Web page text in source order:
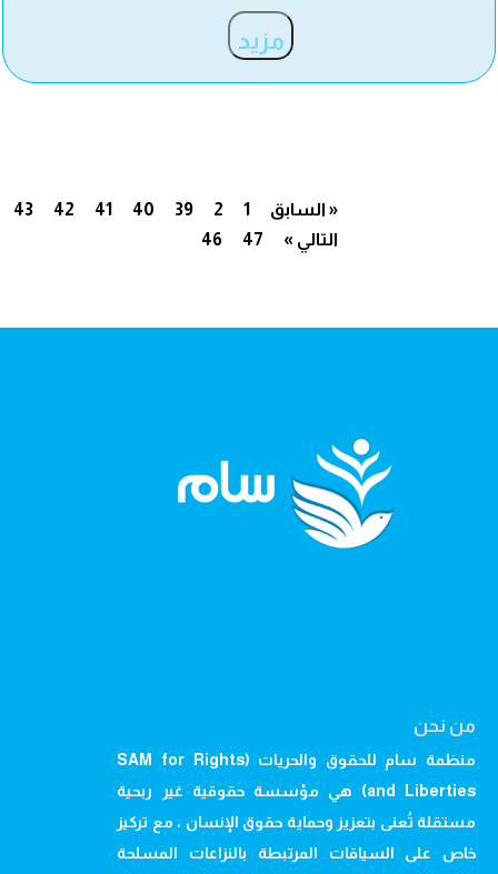
مزيد
« السابق 1
2
39
40
41
42
43
46
47 التالي »
من نحن
منظمة سام للحقوق والحريات (SAM for Rights
and Liberties) هي مؤسسة حقوقية غير ربحية
مستقلة تُعنى بتعزيز وحماية حقوق الإنسان ، مع تركيز
خاص على السياقات المرتبطة بالنزاعات المسلحة